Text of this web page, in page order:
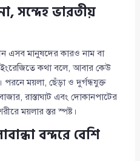
সন্দেহ ভারতীয়
এসব মানুষদের কারও নাম বা
ইংরেজিতে কথা বলে, আবার কেউ
পরনে ময়লা, ছেঁড়া ও দুর্গন্ধযুক্ত
রাস্তাঘাট এবং দোকানপাটের
ময়লার স্তর স্পষ্ট।
বন্দরে বেশি